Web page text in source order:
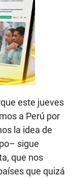
este jueves
a Perú por
la idea de
sigue
que nos
que quizá